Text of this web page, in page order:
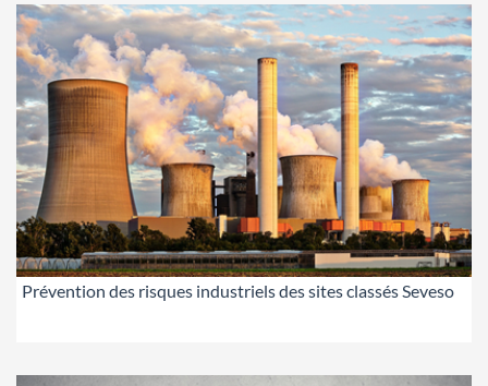
Prévention des risques industriels des sites classés Seveso